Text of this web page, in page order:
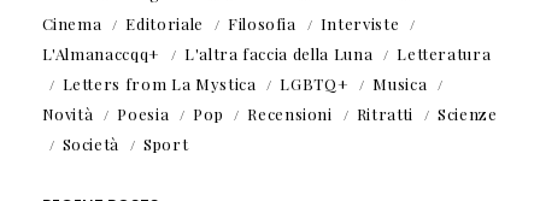
Cinema
Editoriale Filosofia
Interviste
L'Almanaccqq+
L'altra faccia della Luna
Letteratura
Letters from La Mystica
LGBTQ+
Musica
Novità
Poesia Pop Recensioni Ritratti
Scienze
Società
Sport